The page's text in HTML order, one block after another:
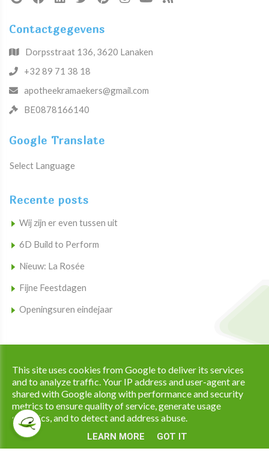
Contactgegevens
Dorpsstraat 136, 3620 Lanaken
+32 89 71 38 18
apotheekramaekers@gmail.com
BE0878166140
Google Translate
Select Language
Recente posts
Wij zijn er even tussen uit
6D Build to Perform
Nieuw: La Rosée
Fijne Feestdagen
Openingsuren eindejaar
Privacy & Cookies|UP-TO-DATE WebDesign
This site uses cookies from Google to deliver its services
and to analyze traffic. Your IP address and user-agent are
shared with Google along with performance and security
metrics to ensure quality of service, generate usage
statistics, and to detect and address abuse.
LEARN MORE GOT IT